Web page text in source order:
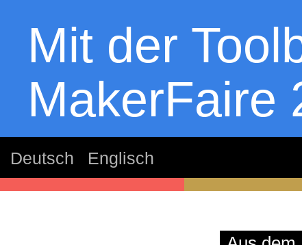
Mit der
MakerFaire
Deutsch Englisch